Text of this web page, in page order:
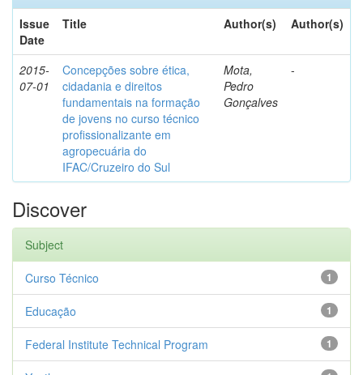
Issue
Date
Title Author(s) Author(s)
2015-
07-01
Concepções sobre ética,
cidadania e direitos
fundamentais na formação
de jovens no curso técnico
profissionalizante em
agropecuária do
IFAC/Cruzeiro do Sul
Mota,
Pedro
Gonçalves
-
Discover
Subject
1
Curso Técnico
1
Educação
1
Federal Institute Technical Program